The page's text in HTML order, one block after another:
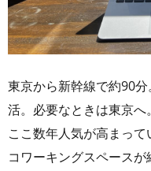
東京から新幹線で約90
活。必要なときは東京へ
ここ数年人気が高まっ
コワーキングスペース